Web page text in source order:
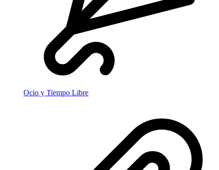
Ocio y Tiempo Libre